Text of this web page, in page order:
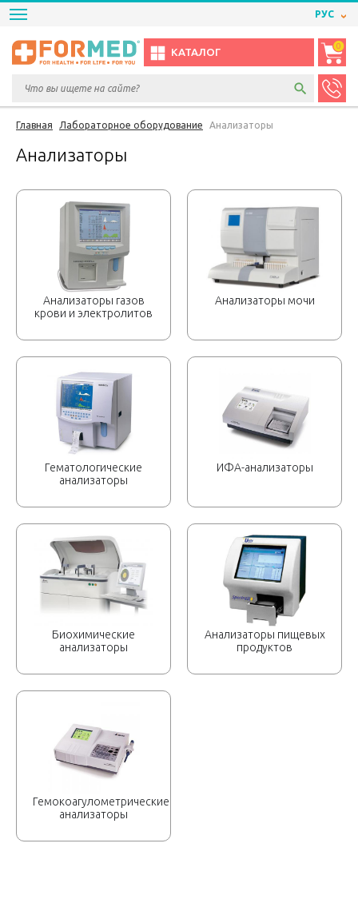
РУС
КАТАЛОГ
0
Главная Лабораторное оборудование Анализаторы
Анализаторы
Анализаторы газов
крови и электролитов
Анализаторы мочи
Гематологические
анализаторы
ИФА-анализаторы
Биохимические
анализаторы
Анализаторы пищевых
продуктов
Гемокоагулометрические
анализаторы